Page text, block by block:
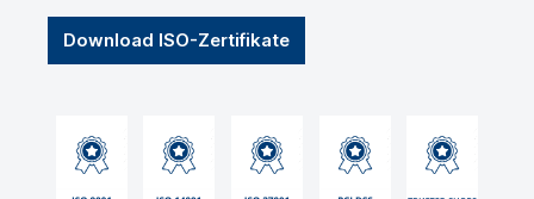
Download ISO-Zertifikate